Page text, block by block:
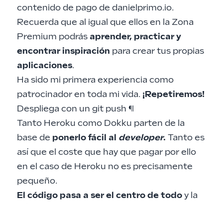
contenido de pago de danielprimo.io.
Recuerda que al igual que ellos en la Zona
Premium podrás aprender, practicar y
encontrar inspiración para crear tus propias
aplicaciones.
Ha sido mi primera experiencia como
patrocinador en toda mi vida. ¡Repetiremos!
Despliega con un git push ¶
Tanto Heroku como Dokku parten de la
base de ponerlo fácil al developer. Tanto es
así que el coste que hay que pagar por ello
en el caso de Heroku no es precisamente
pequeño.
El código pasa a ser el centro de todoy la